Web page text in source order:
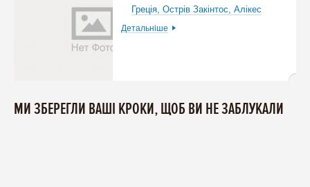
Греція, Острів Закінтос, Алікес
Детальніше
МИ ЗБЕРЕГЛИ ВАШІ КРОКИ, ЩОБ ВИ НЕ ЗАБЛУКАЛИ